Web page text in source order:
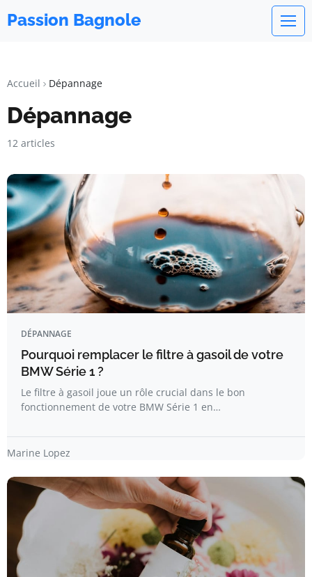
Passion Bagnole
Accueil Dépannage
Dépannage
12 articles
DÉPANNAGE
Pourquoi remplacer le filtre à gasoil de votre
BMW Série 1 ?
Le filtre à gasoil joue un rôle crucial dans le bon
fonctionnement de votre BMW Série 1 en…
Marine Lopez